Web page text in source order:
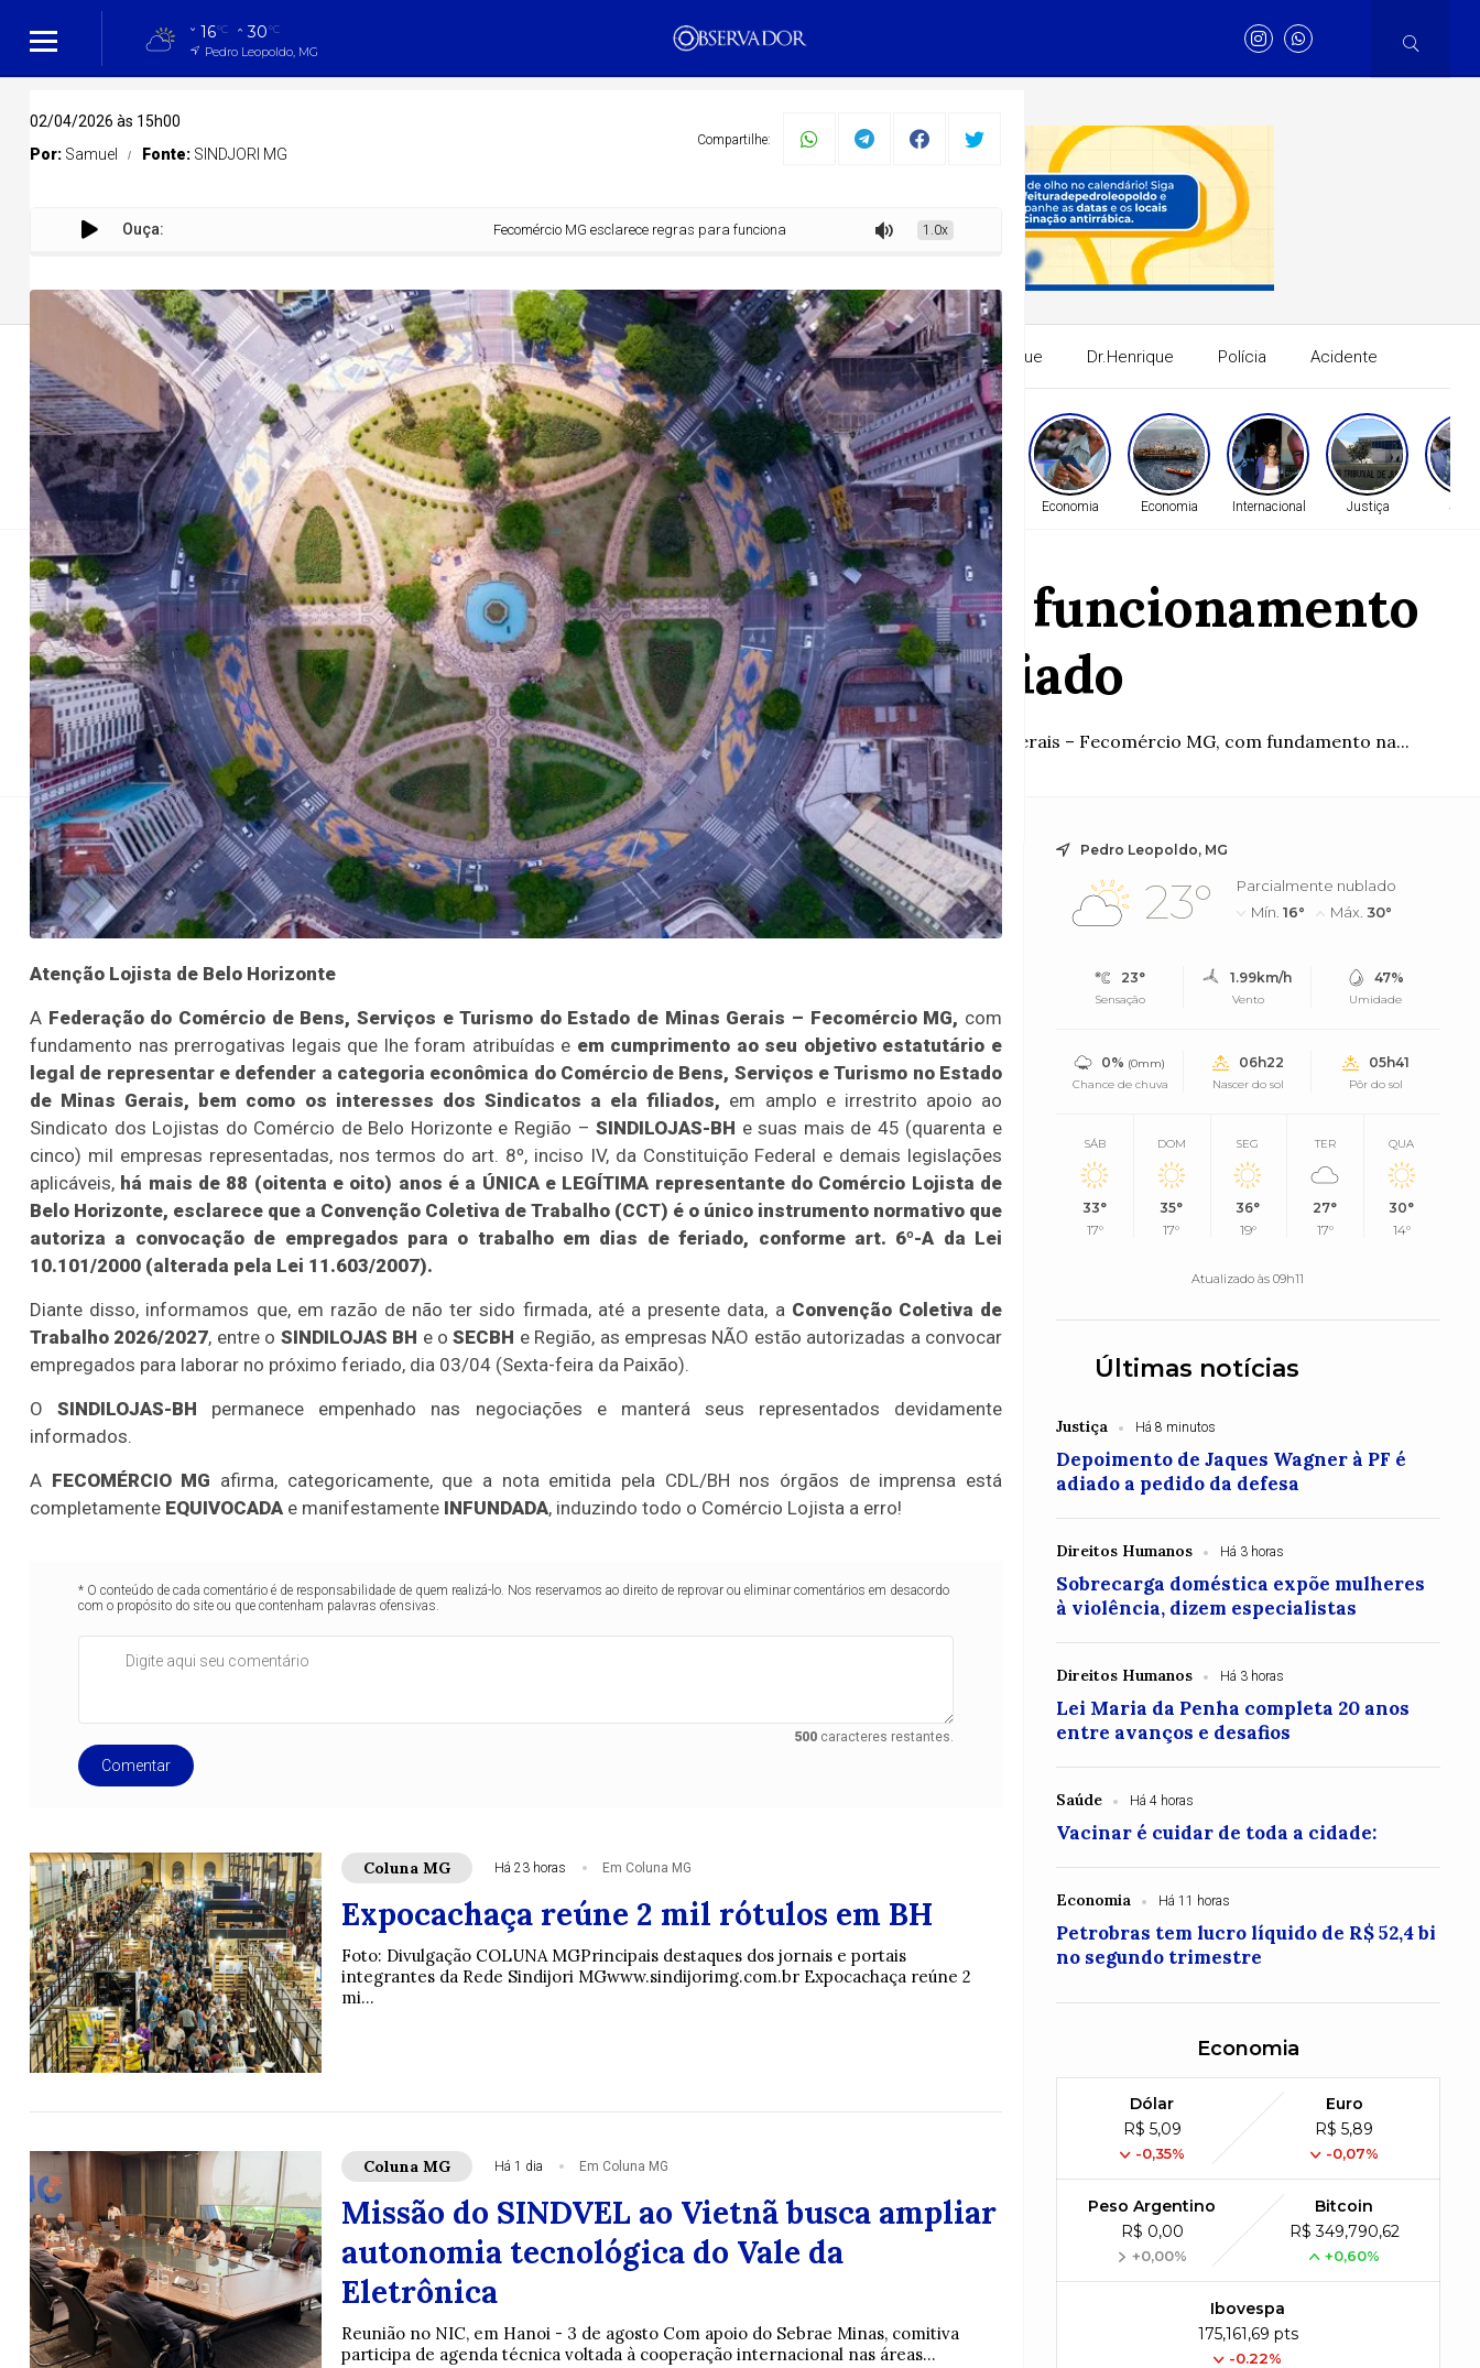
16°C 30°C
Pedro Leopoldo, MG
Cidades Cidades Política Entretenimento Tecnologia Economia Dom Walmor Dr.Henrique Dr.Henrique Polícia Acidente
Direitos HumanosDireitos Humanos Economia Economia Economia Economia Direitos Humanos Justiça Saúde Economia Economia Internacional Justiça
Fecomércio MG esclarece regras para funcionamento
do comércio em BH no feriado
Atenção Lojista de Belo Horizonte A Federação do Comércio de Bens, Serviços e Turismo do Estado de Minas Gerais – Fecomércio MG, com fundamento na...
02/04/2026 às 15h00
Por: Samuel Fonte: SINDJORI MG
Compartilhe:
Ouça: Fecomércio MG esclarece regras para funcionamento do comércio em BH no feriado
1.0x
Atenção Lojista de Belo Horizonte
A Federação do Comércio de Bens, Serviços e Turismo do Estado de Minas Gerais – Fecomércio MG, com
fundamento nas prerrogativas legais que lhe foram atribuídas e em cumprimento ao seu objetivo estatutário e
legal de representar e defender a categoria econômica do Comércio de Bens, Serviços e Turismo no Estado
de Minas Gerais, bem como os interesses dos Sindicatos a ela filiados, em amplo e irrestrito apoio ao
Sindicato dos Lojistas do Comércio de Belo Horizonte e Região –SINDILOJAS-BH e suas mais de 45 (quarenta e
cinco) mil empresas representadas, nos termos do art. 8º, inciso IV, da Constituição Federal e demais legislações
aplicáveis, há mais de 88 (oitenta e oito) anos é a ÚNICA e LEGÍTIMA representante do Comércio Lojista de
Belo Horizonte, esclarece que a Convenção Coletiva de Trabalho (CCT) é o único instrumento normativo que
autoriza a convocação de empregados para o trabalho em dias de feriado, conforme art. 6º-A da Lei
10.101/2000 (alterada pela Lei 11.603/2007).
Diante disso, informamos que, em razão de não ter sido firmada, até a presente data, a Convenção Coletiva de
Trabalho 2026/2027, entre o SINDILOJAS BH e oSECBH e Região, as empresas NÃO estão autorizadas a convocar
empregados para laborar no próximo feriado, dia 03/04 (Sexta-feira da Paixão).
OSINDILOJAS-BH permanece empenhado nas negociações e manterá seus representados devidamente
informados.
A FECOMÉRCIO MG afirma, categoricamente, que a nota emitida pela CDL/BH nos órgãos de imprensa está
completamente EQUIVOCADA e manifestamente INFUNDADA, induzindo todo o Comércio Lojista a erro!
* O conteúdo de cada comentário é de responsabilidade de quem realizá-lo. Nos reservamos ao direito de reprovar ou eliminar comentários em desacordo
com o propósito do site ou que contenham palavras ofensivas.
500caracteres restantes.
Comentar
Coluna MG Há 23 horas Em Coluna MG
Expocachaça reúne 2 mil rótulos em BH
Foto: Divulgação COLUNA MGPrincipais destaques dos jornais e portais
integrantes da Rede Sindijori MGwww.sindijorimg.com.br Expocachaça reúne 2
mi...
Coluna MG Há 1 dia Em Coluna MG
Missão do SINDVEL ao Vietnã busca ampliar
autonomia tecnológica do Vale da
Eletrônica
Reunião no NIC, em Hanoi - 3 de agosto Com apoio do Sebrae Minas, comitiva
participa de agenda técnica voltada à cooperação internacional nas áreas...
Pedro Leopoldo, MG
23°
Parcialmente nublado
Mín.16° Máx.30°
23°
Sensação
1.99km/h
Vento
47%
Umidade
0% (0mm)
Chance de chuva
06h22
Nascer do sol
05h41
Pôr do sol
SÁB
33°
17°
DOM
35°
17°
SEG
36°
19°
TER
27°
17°
QUA
30°
14°
Atualizado às 09h11
Últimas notícias
Justiça Há 8 minutos
Depoimento de Jaques Wagner à PF é
adiado a pedido da defesa
Direitos Humanos Há 3 horas
Sobrecarga doméstica expõe mulheres
à violência, dizem especialistas
Direitos Humanos Há 3 horas
Lei Maria da Penha completa 20 anos
entre avanços e desafios
Saúde Há 4 horas
Vacinar é cuidar de toda a cidade:
Economia Há 11 horas
Petrobras tem lucro líquido de R$ 52,4 bi
no segundo trimestre
Economia
Dólar
R$ 5,09
-0,35%
Euro
R$ 5,89
-0,07%
Peso Argentino
R$ 0,00
+0,00%
Bitcoin
R$ 349,790,62
+0,60%
Ibovespa
175,161,69 pts
-0.22%